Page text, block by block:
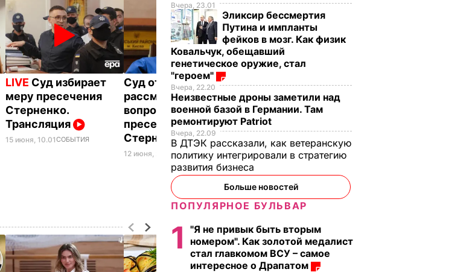
LIVE Суд избирает
меру пресечения
Стерненко.
Трансляция
15 июня, 10.01СОБЫТИЯ
Суд отложил
рассмотрение
вопроса о мере
пресечения
Стерненко
12 июня, 22.13ПОЛИТИКА
Вчера, 23.01
Эликсир бессмертия
Путина и импланты
фейков в мозг. Как физик
Ковальчук, обещавший
генетическое оружие, стал
"героем"
Вчера, 22.20
Неизвестные дроны заметили над
военной базой в Германии. Там
ремонтируют Patriot
Вчера, 22.09
В ДТЭК рассказали, как ветеранскую
политику интегрировали в стратегию
развития бизнеса
Больше новостей
ПОПУЛЯРНОЕ БУЛЬВАР
1
"Я не привык быть вторым
номером". Как золотой медалист
стал главкомом ВСУ – самое
интересное о Драпатом